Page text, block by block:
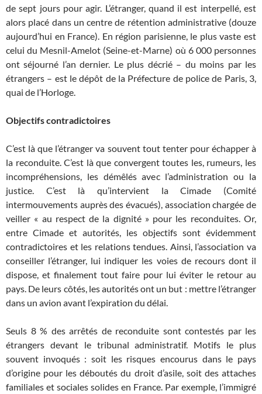
de sept jours pour agir. L’étranger, quand il est interpellé, est
alors placé dans un centre de rétention administrative (douze
aujourd’hui en France). En région parisienne, le plus vaste est
celui du Mesnil-Amelot (Seine-et-Marne) où 6 000 personnes
ont séjourné l’an dernier. Le plus décrié – du moins par les
étrangers – est le dépôt de la Préfecture de police de Paris, 3,
quai de l’Horloge.
Objectifs contradictoires
C’est là que l’étranger va souvent tout tenter pour échapper à
la reconduite. C’est là que convergent toutes les, rumeurs, les
incompréhensions, les démêlés avec l’administration ou la
justice. C’est là qu’intervient la Cimade (Comité
intermouvements auprès des évacués), association chargée de
veiller « au respect de la dignité » pour les reconduites. Or,
entre Cimade et autorités, les objectifs sont évidemment
contradictoires et les relations tendues. Ainsi, l’association va
conseiller l’étranger, lui indiquer les voies de recours dont il
dispose, et finalement tout faire pour lui éviter le retour au
pays. De leurs côtés, les autorités ont un but : mettre l’étranger
dans un avion avant l’expiration du délai.
Seuls 8 % des arrêtés de reconduite sont contestés par les
étrangers devant le tribunal administratif. Motifs le plus
souvent invoqués : soit les risques encourus dans le pays
d’origine pour les déboutés du droit d’asile, soit des attaches
familiales et sociales solides en France. Par exemple, l’immigré